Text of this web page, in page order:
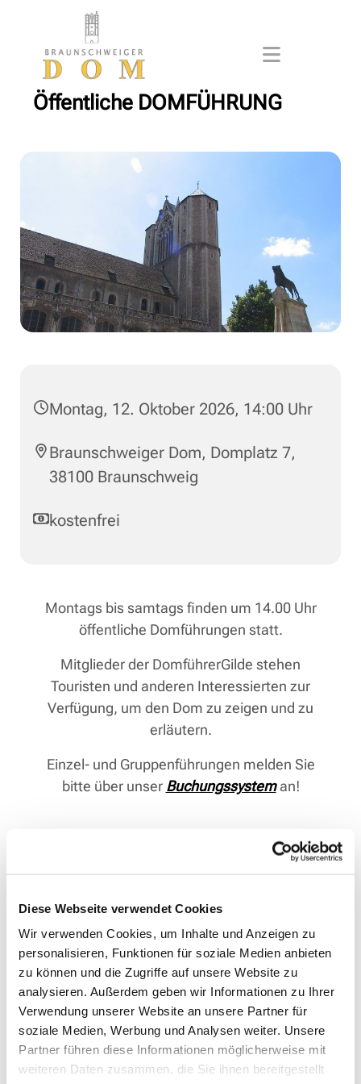
Diese Webseite verwendet Cookies
Wir verwenden Cookies, um Inhalte und Anzeigen zu
personalisieren, Funktionen für soziale Medien anbieten
zu können und die Zugriffe auf unsere Website zu
analysieren. Außerdem geben wir Informationen zu Ihrer
Verwendung unserer Website an unsere Partner für
soziale Medien, Werbung und Analysen weiter. Unsere
Partner führen diese Informationen möglicherweise mit
weiteren Daten zusammen, die Sie ihnen bereitgestellt
Öffentliche DOMFÜHRUNG
Montag, 12. Oktober 2026, 14:00 Uhr
Braunschweiger Dom, Domplatz 7,
38100 Braunschweig
kostenfrei
Montags bis samtags finden um 14.00 Uhr
öffentliche Domführungen statt.
Mitglieder der DomführerGilde stehen
Touristen und anderen Interessierten zur
Verfügung, um den Dom zu zeigen und zu
erläutern.
Einzel- und Gruppenführungen melden Sie
bitte über unser Buchungssysteman!